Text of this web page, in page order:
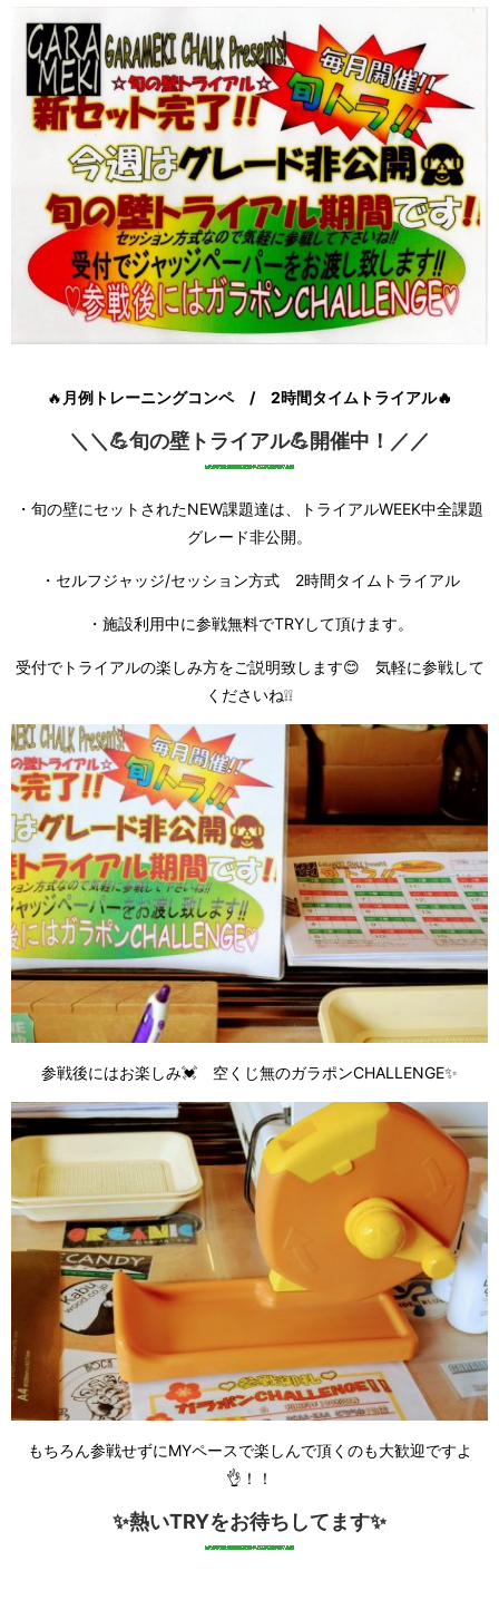
🔥 月例トレーニングコンペ / 2時間タイムトライアル🔥
＼＼💪旬の壁トライアル💪開催中！／／
・旬の壁にセットされたNEW課題達は、トライアルWEEK中全課題
グレード非公開。
・セルフジャッジ/セッション方式 2時間タイムトライアル
・施設利用中に参戦無料でTRYして頂けます。
受付でトライアルの楽しみ方をご説明致します😊 気軽に参戦して
くださいね❕❕
参戦後にはお楽しみ💓 空くじ無のガラポンCHALLENGE✨
もちろん参戦せずにMYペースで楽しんで頂くのも大歓迎ですよ
👌！！
✨熱いTRYをお待ちしてます✨